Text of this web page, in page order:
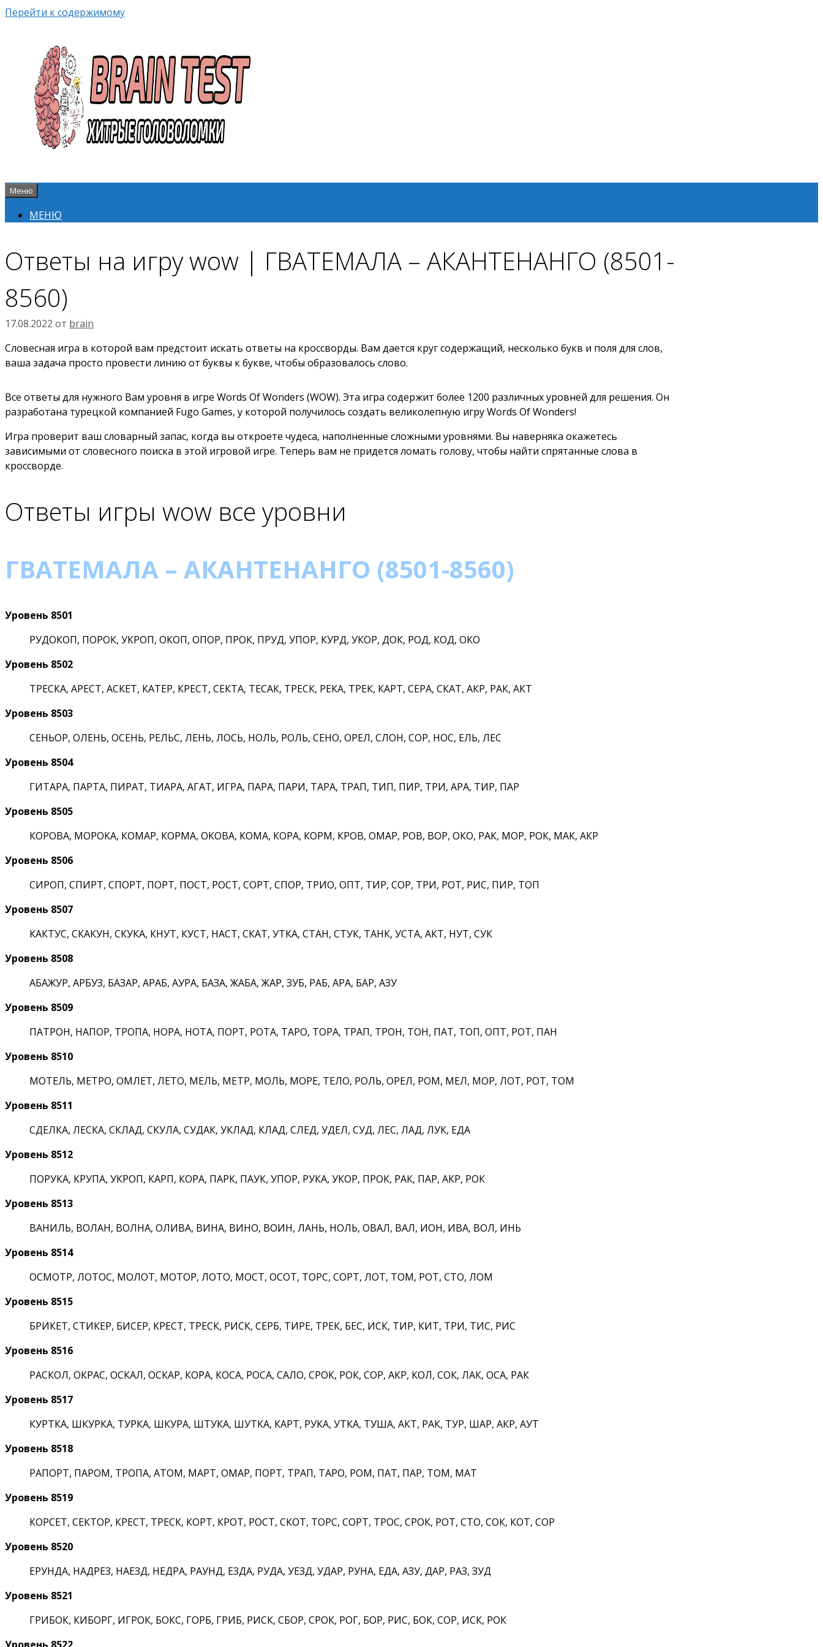
Перейти к содержимому
Меню
МЕНЮ
Ответы на игру wow | ГВАТЕМАЛА – АКАНТЕНАНГО (8501-
8560)
17.08.2022 от brain
Словесная игра в которой вам предстоит искать ответы на кроссворды. Вам дается круг содержащий, несколько букв и поля для слов,
ваша задача просто провести линию от буквы к букве, чтобы образовалось слово.
Все ответы для нужного Вам уровня в игре Words Of Wonders (WOW). Эта игра содержит более 1200 различных уровней для решения. Он
разработана турецкой компанией Fugo Games, у которой получилось создать великолепную игру Words Of Wonders!
Игра проверит ваш словарный запас, когда вы откроете чудеса, наполненные сложными уровнями. Вы наверняка окажетесь
зависимыми от словесного поиска в этой игровой игре. Теперь вам не придется ломать голову, чтобы найти спрятанные слова в
кроссворде.
Ответы игры wow все уровни
ГВАТЕМАЛА – АКАНТЕНАНГО (8501-8560)
Уровень 8501
РУДОКОП, ПОРОК, УКРОП, ОКОП, ОПОР, ПРОК, ПРУД, УПОР, КУРД, УКОР, ДОК, РОД, КОД, ОКО
Уровень 8502
ТРЕСКА, АРЕСТ, АСКЕТ, КАТЕР, КРЕСТ, СЕКТА, ТЕСАК, ТРЕСК, РЕКА, ТРЕК, КАРТ, СЕРА, СКАТ, АКР, РАК, АКТ
Уровень 8503
СЕНЬОР, ОЛЕНЬ, ОСЕНЬ, РЕЛЬС, ЛЕНЬ, ЛОСЬ, НОЛЬ, РОЛЬ, СЕНО, ОРЕЛ, СЛОН, СОР, НОС, ЕЛЬ, ЛЕС
Уровень 8504
ГИТАРА, ПАРТА, ПИРАТ, ТИАРА, АГАТ, ИГРА, ПАРА, ПАРИ, ТАРА, ТРАП, ТИП, ПИР, ТРИ, АРА, ТИР, ПАР
Уровень 8505
КОРОВА, МОРОКА, КОМАР, КОРМА, ОКОВА, КОМА, КОРА, КОРМ, КРОВ, ОМАР, РОВ, ВОР, ОКО, РАК, МОР, РОК, МАК, АКР
Уровень 8506
СИРОП, СПИРТ, СПОРТ, ПОРТ, ПОСТ, РОСТ, СОРТ, СПОР, ТРИО, ОПТ, ТИР, СОР, ТРИ, РОТ, РИС, ПИР, ТОП
Уровень 8507
КАКТУС, СКАКУН, СКУКА, КНУТ, КУСТ, НАСТ, СКАТ, УТКА, СТАН, СТУК, ТАНК, УСТА, АКТ, НУТ, СУК
Уровень 8508
АБАЖУР, АРБУЗ, БАЗАР, АРАБ, АУРА, БАЗА, ЖАБА, ЖАР, ЗУБ, РАБ, АРА, БАР, АЗУ
Уровень 8509
ПАТРОН, НАПОР, ТРОПА, НОРА, НОТА, ПОРТ, РОТА, ТАРО, ТОРА, ТРАП, ТРОН, ТОН, ПАТ, ТОП, ОПТ, РОТ, ПАН
Уровень 8510
МОТЕЛЬ, МЕТРО, ОМЛЕТ, ЛЕТО, МЕЛЬ, МЕТР, МОЛЬ, МОРЕ, ТЕЛО, РОЛЬ, ОРЕЛ, РОМ, МЕЛ, МОР, ЛОТ, РОТ, ТОМ
Уровень 8511
СДЕЛКА, ЛЕСКА, СКЛАД, СКУЛА, СУДАК, УКЛАД, КЛАД, СЛЕД, УДЕЛ, СУД, ЛЕС, ЛАД, ЛУК, ЕДА
Уровень 8512
ПОРУКА, КРУПА, УКРОП, КАРП, КОРА, ПАРК, ПАУК, УПОР, РУКА, УКОР, ПРОК, РАК, ПАР, АКР, РОК
Уровень 8513
ВАНИЛЬ, ВОЛАН, ВОЛНА, ОЛИВА, ВИНА, ВИНО, ВОИН, ЛАНЬ, НОЛЬ, ОВАЛ, ВАЛ, ИОН, ИВА, ВОЛ, ИНЬ
Уровень 8514
ОСМОТР, ЛОТОС, МОЛОТ, МОТОР, ЛОТО, МОСТ, ОСОТ, ТОРС, СОРТ, ЛОТ, ТОМ, РОТ, СТО, ЛОМ
Уровень 8515
БРИКЕТ, СТИКЕР, БИСЕР, КРЕСТ, ТРЕСК, РИСК, СЕРБ, ТИРЕ, ТРЕК, БЕС, ИСК, ТИР, КИТ, ТРИ, ТИС, РИС
Уровень 8516
РАСКОЛ, ОКРАС, ОСКАЛ, ОСКАР, КОРА, КОСА, РОСА, САЛО, СРОК, РОК, СОР, АКР, КОЛ, СОК, ЛАК, ОСА, РАК
Уровень 8517
КУРТКА, ШКУРКА, ТУРКА, ШКУРА, ШТУКА, ШУТКА, КАРТ, РУКА, УТКА, ТУША, АКТ, РАК, ТУР, ШАР, АКР, АУТ
Уровень 8518
РАПОРТ, ПАРОМ, ТРОПА, АТОМ, МАРТ, ОМАР, ПОРТ, ТРАП, ТАРО, РОМ, ПАТ, ПАР, ТОМ, МАТ
Уровень 8519
КОРСЕТ, СЕКТОР, КРЕСТ, ТРЕСК, КОРТ, КРОТ, РОСТ, СКОТ, ТОРС, СОРТ, ТРОС, СРОК, РОТ, СТО, СОК, КОТ, СОР
Уровень 8520
ЕРУНДА, НАДРЕЗ, НАЕЗД, НЕДРА, РАУНД, ЕЗДА, РУДА, УЕЗД, УДАР, РУНА, ЕДА, АЗУ, ДАР, РАЗ, ЗУД
Уровень 8521
ГРИБОК, КИБОРГ, ИГРОК, БОКС, ГОРБ, ГРИБ, РИСК, СБОР, СРОК, РОГ, БОР, РИС, БОК, СОР, ИСК, РОК